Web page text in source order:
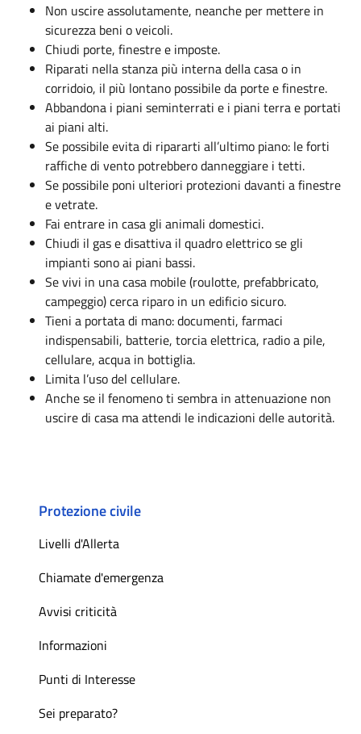
Non uscire assolutamente, neanche per mettere in
sicurezza beni o veicoli.
Chiudi porte, finestre e imposte.
Riparati nella stanza più interna della casa o in
corridoio, il più lontano possibile da porte e finestre.
Abbandona i piani seminterrati e i piani terra e portati
ai piani alti.
Se possibile evita di ripararti all’ultimo piano: le forti
raffiche di vento potrebbero danneggiare i tetti.
Se possibile poni ulteriori protezioni davanti a finestre
e vetrate.
Fai entrare in casa gli animali domestici.
Chiudi il gas e disattiva il quadro elettrico se gli
impianti sono ai piani bassi.
Se vivi in una casa mobile (roulotte, prefabbricato,
campeggio) cerca riparo in un edificio sicuro.
Tieni a portata di mano: documenti, farmaci
indispensabili, batterie, torcia elettrica, radio a pile,
cellulare, acqua in bottiglia.
Limita l’uso del cellulare.
Anche se il fenomeno ti sembra in attenuazione non
uscire di casa ma attendi le indicazioni delle autorità.
Protezione civile
Livelli d'Allerta
Chiamate d'emergenza
Avvisi criticità
Informazioni
Punti di Interesse
Sei preparato?